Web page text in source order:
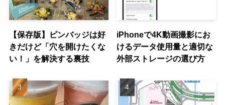
【保存版】ピンバッジは好
きだけど「穴を開けたくな
い！」を解決する裏技
iPhoneで4K動画撮影にお
けるデータ使用量と適切な
外部ストレージの選び方